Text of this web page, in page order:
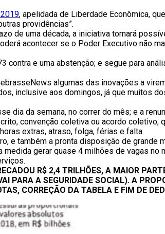
, apelidada de Liberdade Econômica,
providências”.
de uma década, a iniciativa tornará
acontecer se o Poder Executivo não
e uma abstenção; e segue para
algumas das inovações a
inclusive aos domingos, já que muitos
dia da semana, no correr do mês; e a
convenção coletiva ou acordo coletivo,
extras, atraso, folga, férias e falta.
e também a pronta disposição de grande
gerar quase 4 milhões de vagas
R$ 2,4 TRILHÕES, A MAIOR
PARA A SEGURIDADE SOCIAL). A
CORREÇÃO DA TABELA E FIM DE